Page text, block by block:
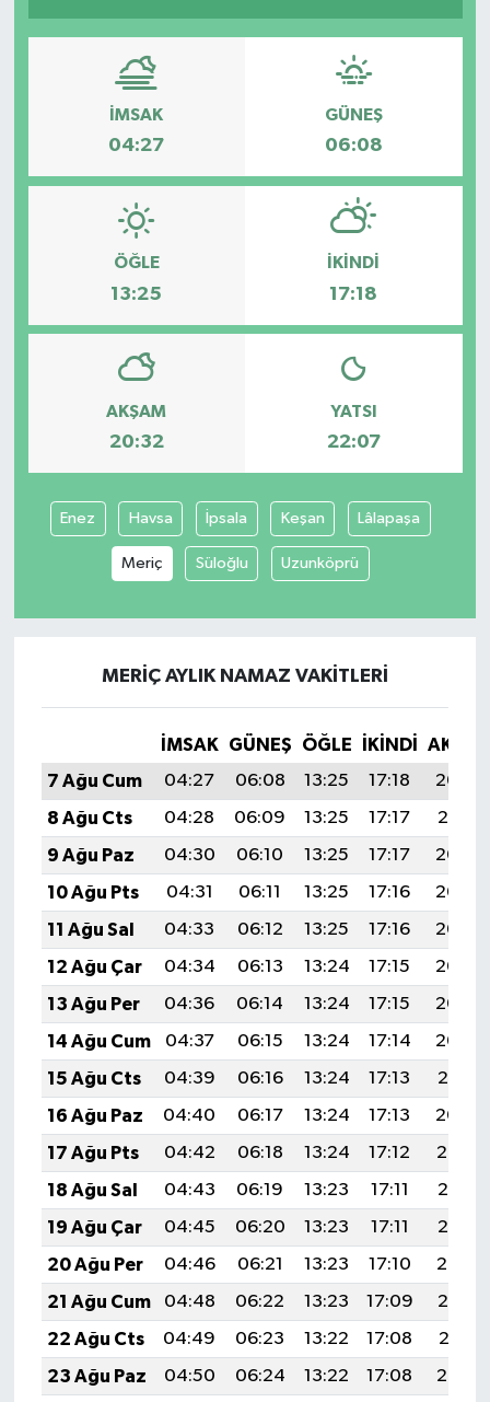
İMSAK
04:27
GÜNEŞ
06:08
ÖĞLE
13:25
İKINDI
17:18
AKŞAM
20:32
YATSI
22:07
Enez Havsa İpsala Keşan Lâlapaşa
Meriç Süloğlu Uzunköprü
MERIÇ AYLIK NAMAZ VAKITLERI
İMSAK GÜNEŞ ÖĞLE İKINDI
7 Ağu Cum
04:27 06:08 13:25 17:18
20:32
8 Ağu Cts
04:28 06:09 13:25 17:17
20:31
9 Ağu Paz
04:30 06:10 13:25 17:17
20:29
10 Ağu Pts
04:31 06:11 13:25 17:16
20:28
11 Ağu Sal
04:33 06:12 13:25 17:16
20:27
12 Ağu Çar
04:34 06:13 13:24 17:15
20:26
13 Ağu Per
04:36 06:14 13:24 17:15
20:24
14 Ağu Cum
04:37 06:15 13:24 17:14
20:23
15 Ağu Cts
04:39 06:16 13:24 17:13
20:21
16 Ağu Paz
04:40 06:17 13:24 17:13
20:20
17 Ağu Pts
04:42 06:18 13:24 17:12
20:19
18 Ağu Sal
04:43 06:19 13:23 17:11
20:17
19 Ağu Çar
04:45 06:20 13:23 17:11
20:16
20 Ağu Per
04:46 06:21 13:23 17:10
20:14
21 Ağu Cum
04:48 06:22 13:23 17:09
20:13
22 Ağu Cts
04:49 06:23 13:22 17:08
20:11
23 Ağu Paz
04:50 06:24 13:22 17:08
20:10
İLÇELERİMİZ
RESMİ İLAN